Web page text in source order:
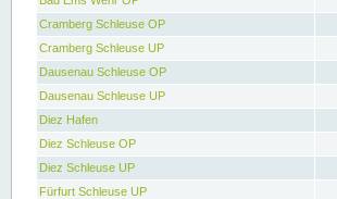
Cramberg Schleuse OP
Cramberg Schleuse UP
Dausenau Schleuse OP
Dausenau Schleuse UP
Diez Hafen
Diez Schleuse OP
Diez Schleuse UP
Fürfurt Schleuse UP